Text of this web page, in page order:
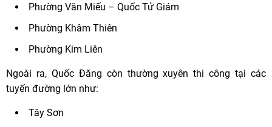
Phường Văn Miếu – Quốc Tử Giám
Phường Khâm Thiên
Phường Kim Liên
Ngoài ra, Quốc Đăng còn thường xuyên thi công tại các
tuyến đường lớn như:
Tây Sơn